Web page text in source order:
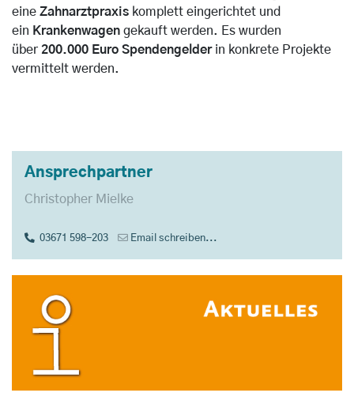
eine Zahnarztpraxis komplett eingerichtet und
ein Krankenwagen gekauft werden. Es wurden
über 200.000 Euro Spendengelderin konkrete Projekte
vermittelt werden.
Ansprechpartner
Christopher Mielke
03671 598-203 Email schreiben...